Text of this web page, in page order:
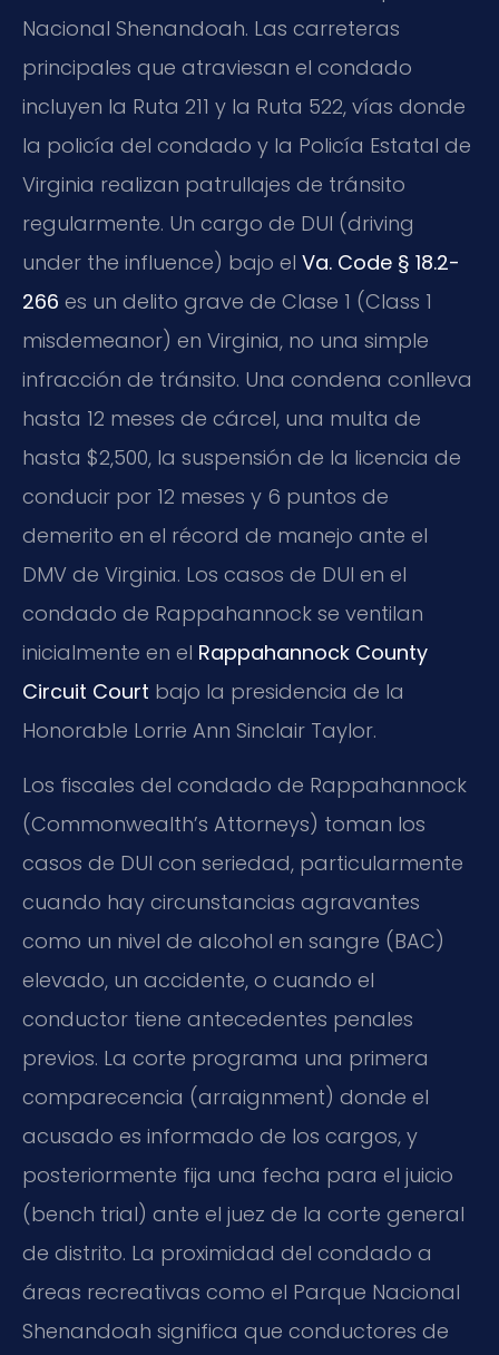
Nacional Shenandoah. Las carreteras
principales que atraviesan el condado
incluyen la Ruta 211 y la Ruta 522, vías donde
la policía del condado y la Policía Estatal de
Virginia realizan patrullajes de tránsito
regularmente. Un cargo de DUI (driving
under the influence) bajo el Va. Code § 18.2-
266 es un delito grave de Clase 1 (Class 1
misdemeanor) en Virginia, no una simple
infracción de tránsito. Una condena conlleva
hasta 12 meses de cárcel, una multa de
hasta $2,500, la suspensión de la licencia de
conducir por 12 meses y 6 puntos de
demerito en el récord de manejo ante el
DMV de Virginia. Los casos de DUI en el
condado de Rappahannock se ventilan
inicialmente en el Rappahannock County
Circuit Court bajo la presidencia de la
Honorable Lorrie Ann Sinclair Taylor.
Los fiscales del condado de Rappahannock
(Commonwealth’s Attorneys) toman los
casos de DUI con seriedad, particularmente
cuando hay circunstancias agravantes
como un nivel de alcohol en sangre (BAC)
elevado, un accidente, o cuando el
conductor tiene antecedentes penales
previos. La corte programa una primera
comparecencia (arraignment) donde el
acusado es informado de los cargos, y
posteriormente fija una fecha para el juicio
(bench trial) ante el juez de la corte general
de distrito. La proximidad del condado a
áreas recreativas como el Parque Nacional
Shenandoah significa que conductores de